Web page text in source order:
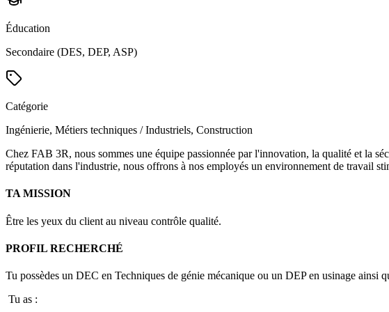
Éducation
Secondaire (DES, DEP, ASP)
Catégorie
Ingénierie, Métiers techniques / Industriels, Construction
Chez FAB 3R, nous sommes une équipe passionnée par l'innovation, la qualité et la
réputation dans l'industrie, nous offrons à nos employés un environnement de travail
TA MISSION
Être les yeux du client au niveau contrôle qualité.
PROFIL RECHERCHÉ
Tu possèdes un DEC en Techniques de génie mécanique ou un DEP en usinage
Tu as :